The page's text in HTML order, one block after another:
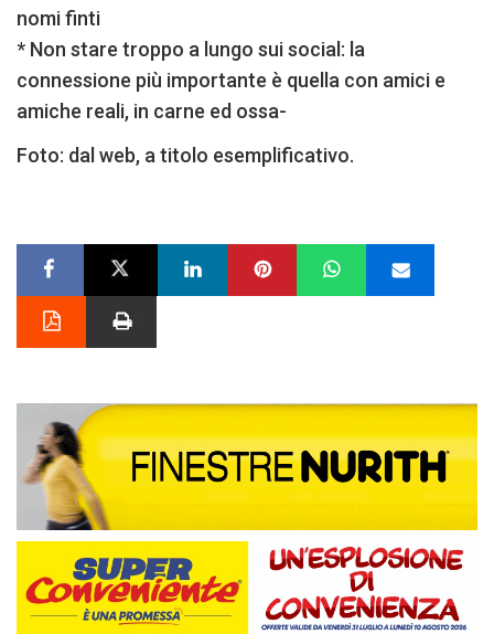
nomi finti
* Non stare troppo a lungo sui social: la
connessione più importante è quella con amici e
amiche reali, in carne ed ossa-
Foto: dal web, a titolo esemplificativo.